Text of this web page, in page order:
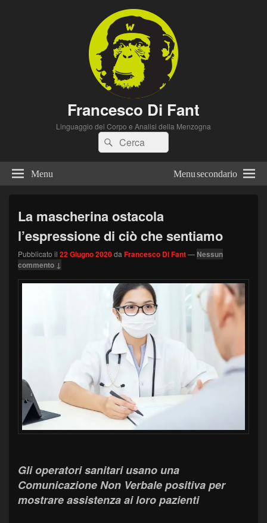
Francesco Di Fant
Linguaggio del Corpo e Analisi della Menzogna
Cerca:Cerca
Menu Menu secondario
La mascherina ostacola
l’espressione di ciò che sentiamo
Pubblicato il 22 Giugno 2020da Francesco Di Fant— Nessun
commento ↓
Gli operatori sanitari usano una
Comunicazione Non Verbale positiva per
mostrare assistenza ai loro pazienti